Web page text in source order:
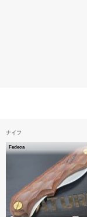
ナイフ
Fedeca